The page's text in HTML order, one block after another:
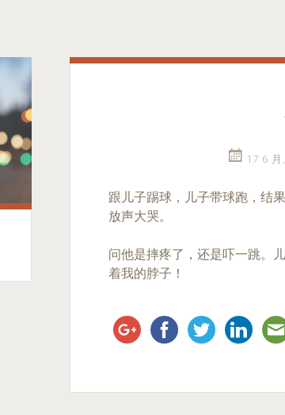
17 6
跟儿子踢球，儿子带球跑，结
放声大哭。
问他是摔疼了，还是吓一跳。
着我的脖子！